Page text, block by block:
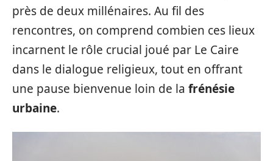
près de deux millénaires. Au fil des
rencontres, on comprend combien ces lieux
incarnent le rôle crucial joué par Le Caire
dans le dialogue religieux, tout en offrant
une pause bienvenue loin de la frénésie
urbaine.